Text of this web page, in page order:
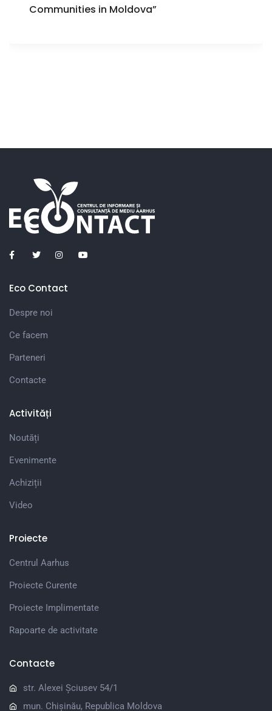
Communities in Moldova”
Eco Contact
Despre noi
Ce facem
Parteneri
Contacte
Activități
Noutăți
Evenimente
Achiziții
Video
Proiecte
Centrul Aarhus
Proiecte Curente
Proiecte Implimentate
Rapoarte de activitate
Contacte
str. Alexei Șciusev 54/1
mun. Chișinău, Republica Moldova